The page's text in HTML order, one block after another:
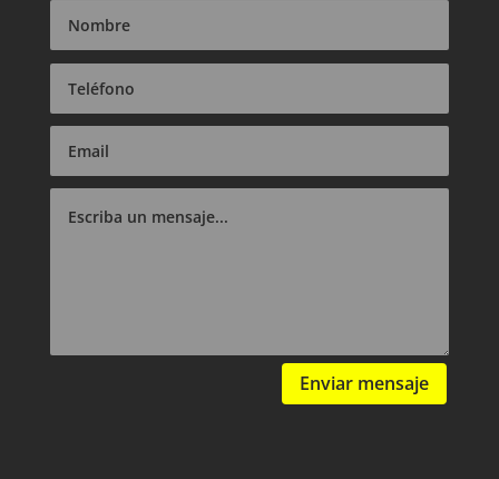
Enviar mensaje